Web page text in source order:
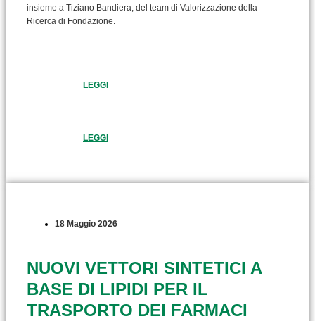
insieme a Tiziano Bandiera, del team di Valorizzazione della
Ricerca di Fondazione.
LEGGI
LEGGI
18 Maggio 2026
NUOVI VETTORI SINTETICI A
BASE DI LIPIDI PER IL
TRASPORTO DEI FARMACI